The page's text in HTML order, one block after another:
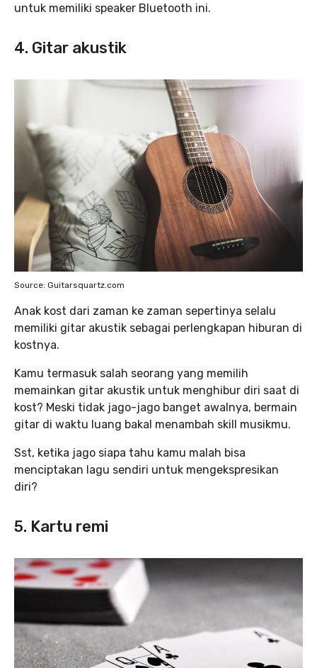
untuk memiliki speaker Bluetooth ini.
4. Gitar akustik
Source: Guitarsquartz.com
Anak kost dari zaman ke zaman sepertinya selalu
memiliki gitar akustik sebagai perlengkapan hiburan di
kostnya.
Kamu termasuk salah seorang yang memilih
memainkan gitar akustik untuk menghibur diri saat di
kost? Meski tidak jago-jago banget awalnya, bermain
gitar di waktu luang bakal menambah skill musikmu.
Sst, ketika jago siapa tahu kamu malah bisa
menciptakan lagu sendiri untuk mengekspresikan
diri?
5. Kartu remi